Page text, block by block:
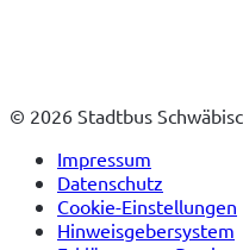
© 2026 Stadtbus
Impressum
Datenschutz
Cookie-Einstellungen
Hinweisgebersystem